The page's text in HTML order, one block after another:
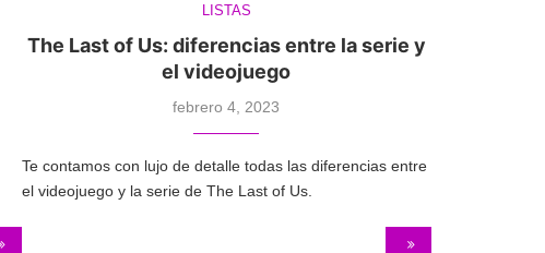
LISTAS
The Last of Us: diferencias entre la serie y
el videojuego
febrero 4, 2023
Te contamos con lujo de detalle todas las diferencias entre
el videojuego y la serie de The Last of Us.